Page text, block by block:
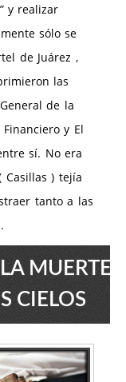
y realizar
sólo se
de Juárez ,
las
de la
y El
sí. No era
Casillas ) tejía
tanto a las
MUERTE
CIELOS